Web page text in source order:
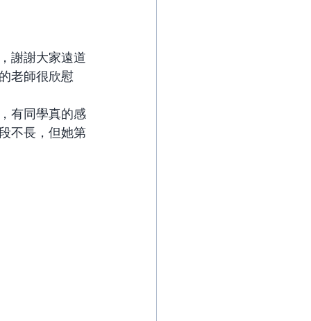
謝謝大家遠道
老師很欣慰
有同學真的感
不長，但她第